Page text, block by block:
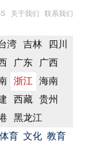
关于我们 联系我们
湾 吉林
四川
广东
广西
浙江
海南
西藏
贵州
黑龙江
体育 文化 教育